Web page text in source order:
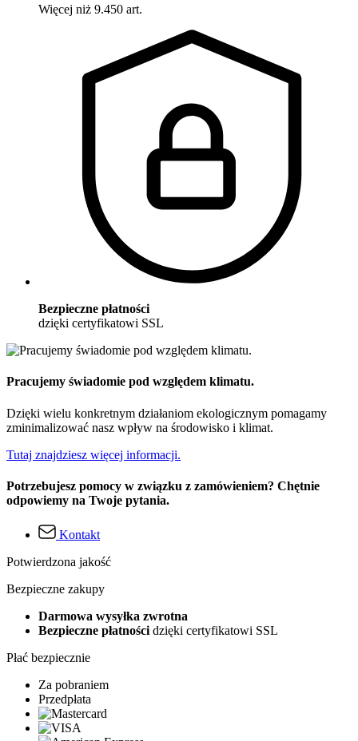
Więcej niż 9.450 art.
Bezpieczne płatności
dzięki certyfikatowi SSL
Pracujemy świadomie pod względem klimatu.
Dzięki wielu konkretnym działaniom ekologicznym pomagamy
zminimalizować nasz wpływ na środowisko i klimat.
Tutaj znajdziesz więcej informacji.
Potrzebujesz pomocy w związku z zamówieniem? Chętnie
odpowiemy na Twoje pytania.
Kontakt
Potwierdzona jakość
Bezpieczne zakupy
Darmowa wysyłka zwrotna
Bezpieczne płatności dzięki certyfikatowi SSL
Płać bezpiecznie
Za pobraniem
Przedpłata